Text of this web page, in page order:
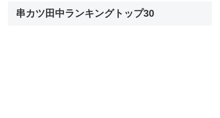
串カツ田中ランキングトップ30